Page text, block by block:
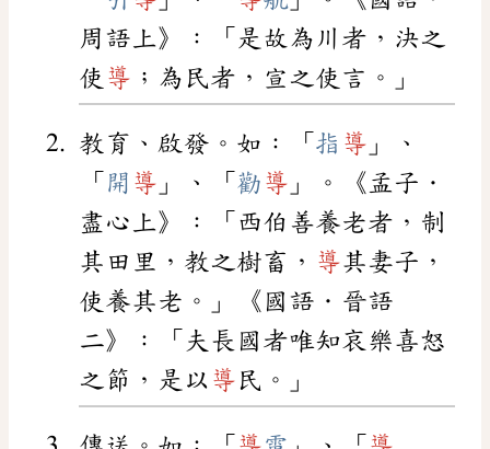
周語上》：「是故為川者，決之
使 導 ；為民者，宣之使言。」
教育、啟發。如：「 指 導 」、
「 開 導 」、「 勸 導 」。《孟子．
盡心上》：「西伯善養老者，制
其田里，教之樹畜， 導其妻子，
使養其老。」《國語．晉語
二》：「夫長國者唯知哀樂喜怒
之節，是以 導 民。」